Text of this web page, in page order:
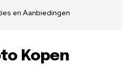
en Aanbiedingen
Kopen